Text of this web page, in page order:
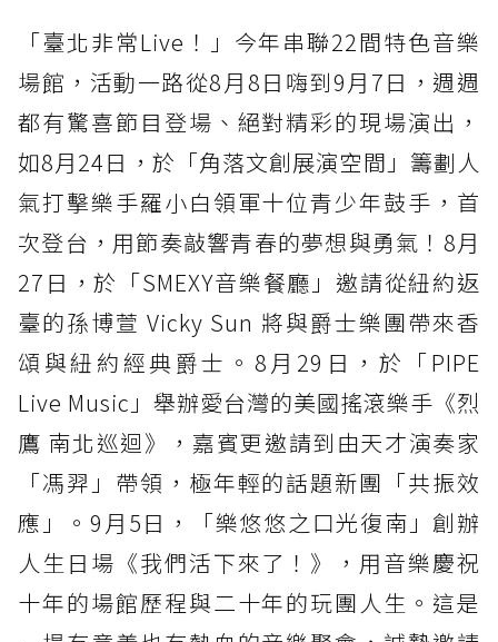
「臺北非常Live！」今年串聯22間特色音樂
場館，活動一路從8月8日嗨到9月7日，週週
都有驚喜節目登場、絕對精彩的現場演出，
如8月24日，於「角落文創展演空間」籌劃人
氣打擊樂手羅小白領軍十位青少年鼓手，首
次登台，用節奏敲響青春的夢想與勇氣！8月
27日，於「SMEXY音樂餐廳」邀請從紐約返
臺的孫博萱 Vicky Sun 將與爵士樂團帶來香
頌與紐約經典爵士。8月29日，於「PIPE
Live Music」舉辦愛台灣的美國搖滾樂手《烈
鷹 南北巡迴》，嘉賓更邀請到由天才演奏家
「馮羿」帶領，極年輕的話題新團「共振效
應」。9月5日，「樂悠悠之口光復南」創辦
人生日場《我們活下來了！》，用音樂慶祝
十年的場館歷程與二十年的玩團人生。這是